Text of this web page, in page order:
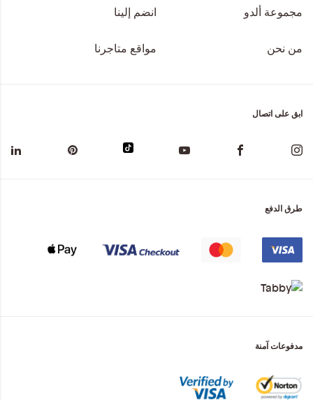
مجموعة ألدو انضم إلينا
من نحن مواقع متاجرنا
ابق على اتصال
طرق الدفع
مدفوعات آمنة